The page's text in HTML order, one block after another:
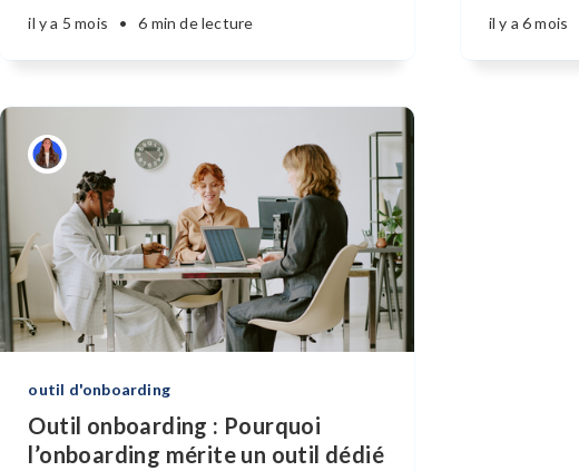
il y a 5 mois • 6 min de lecture il y a 6 mois
outil d'onboarding
Outil onboarding : Pourquoi
l’onboarding mérite un outil dédié